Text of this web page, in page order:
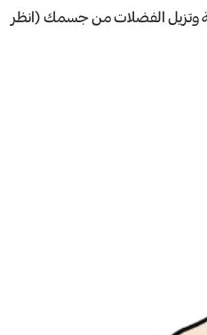
وتزيل الفضلات من جسمك (انظر